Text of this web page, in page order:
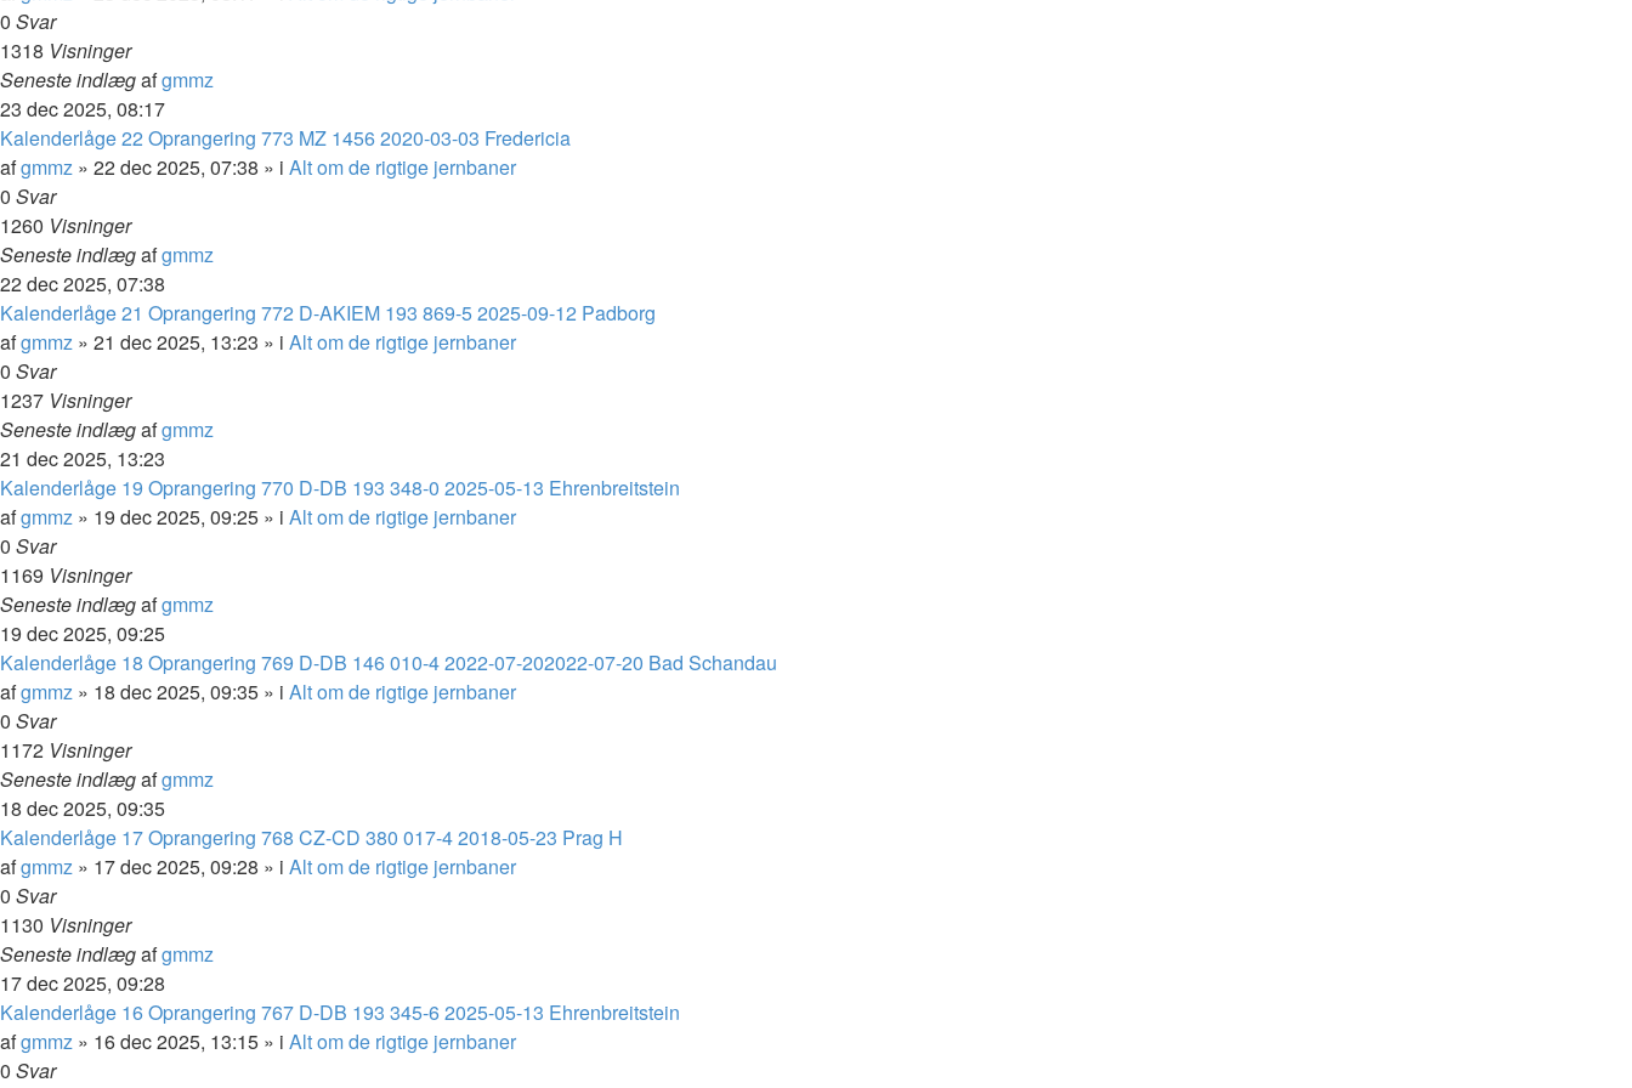
0 Svar
1318 Visninger
Seneste indlægafgmmz
23 dec 2025, 08:17
Kalenderlåge 22 Oprangering 773 MZ 1456 2020-03-03 Fredericia
afgmmz » 22 dec 2025, 07:38 » i Alt om de rigtige jernbaner
0 Svar
1260 Visninger
Seneste indlægafgmmz
22 dec 2025, 07:38
Kalenderlåge 21 Oprangering 772 D-AKIEM 193 869-5 2025-09-12 Padborg
afgmmz » 21 dec 2025, 13:23 » i Alt om de rigtige jernbaner
0 Svar
1237 Visninger
Seneste indlægafgmmz
21 dec 2025, 13:23
Kalenderlåge 19 Oprangering 770 D-DB 193 348-0 2025-05-13 Ehrenbreitstein
afgmmz » 19 dec 2025, 09:25 » i Alt om de rigtige jernbaner
0 Svar
1169 Visninger
Seneste indlægafgmmz
19 dec 2025, 09:25
Kalenderlåge 18 Oprangering 769 D-DB 146 010-4 2022-07-202022-07-20 Bad Schandau
afgmmz » 18 dec 2025, 09:35 » i Alt om de rigtige jernbaner
0 Svar
1172 Visninger
Seneste indlægafgmmz
18 dec 2025, 09:35
Kalenderlåge 17 Oprangering 768 CZ-CD 380 017-4 2018-05-23 Prag H
afgmmz » 17 dec 2025, 09:28 » i Alt om de rigtige jernbaner
0 Svar
1130 Visninger
Seneste indlægafgmmz
17 dec 2025, 09:28
Kalenderlåge 16 Oprangering 767 D-DB 193 345-6 2025-05-13 Ehrenbreitstein
afgmmz » 16 dec 2025, 13:15 » i Alt om de rigtige jernbaner
0 Svar